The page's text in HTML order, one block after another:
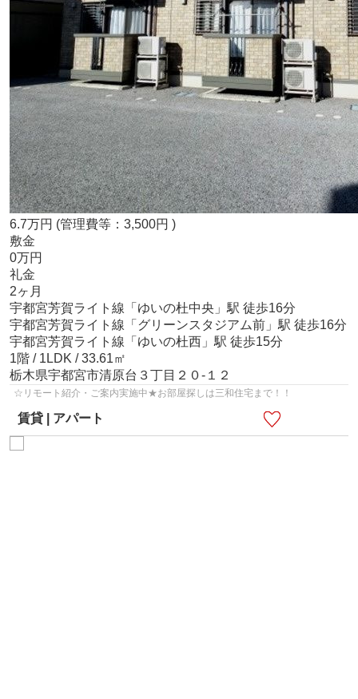
6.7万円 (管理費等：3,500円 )
敷金
0万円
礼金
2ヶ月
宇都宮芳賀ライト線 「 ゆいの杜中央 」駅 徒歩16分
宇都宮芳賀ライト線 「 グリーンスタジアム前」駅 徒歩16分
宇都宮芳賀ライト線 「 ゆいの杜西」駅 徒歩15分
1階 / 1LDK / 33.61㎡
栃木県宇都宮市清原台 ３丁目２０-１２
☆リモート紹介・ご案内実施中★お部屋探しは三和住宅まで！！
賃貸 | アパート